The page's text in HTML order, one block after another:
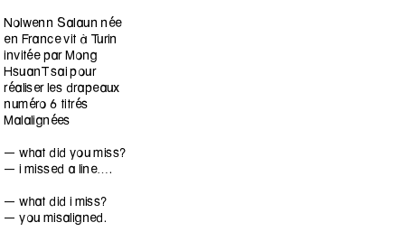
Nolwenn Salaun née
en France vit à Turin
invitée par Mong
HsuanTsai pour
réaliser les drapeaux
numéro 6 titrés
Malalignées
— what did you miss?
— i missed a line….
— what did i miss?
— you misaligned.